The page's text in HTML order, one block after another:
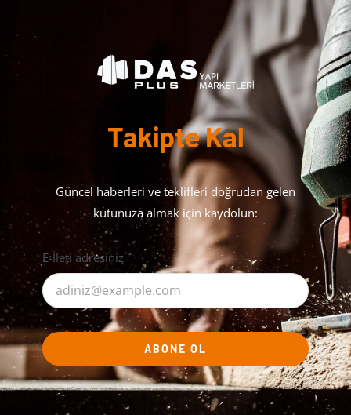
Takipte Kal
Güncel haberleri ve teklifleri doğrudan gelen
kutunuza almak için kaydolun:
E-İleti adresiniz
ABONE OL